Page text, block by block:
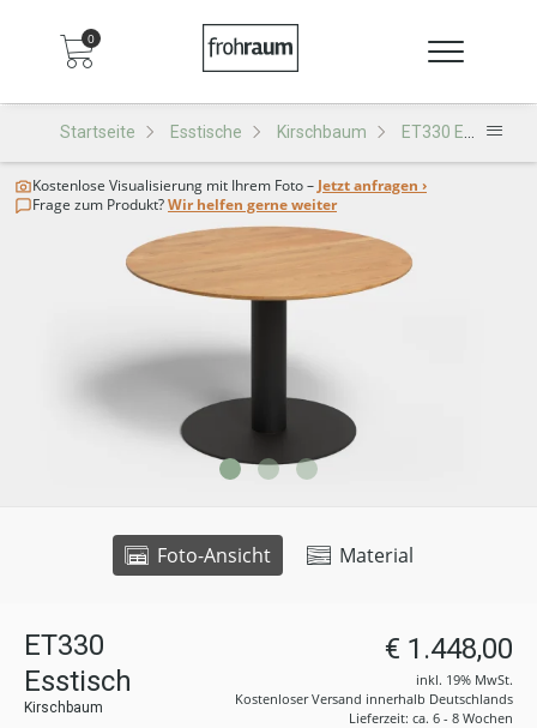
0
Startseite Esstische Kirschbaum ET330 Esstisch
Foto-Ansicht Material
Kostenlose Visualisierung mit Ihrem Foto – Jetzt anfragen ›
Frage zum Produkt?Wir helfen gerne weiter
ET330
Esstisch
Kirschbaum
€ 1.448,00
inkl. 19% MwSt.
Kostenloser Versand innerhalb Deutschlands
Lieferzeit: ca. 6 - 8 Wochen